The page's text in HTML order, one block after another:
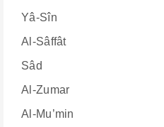
Yâ-Sîn
Al-Sâffât
Sâd
Al-Zumar
Al-Mu’min